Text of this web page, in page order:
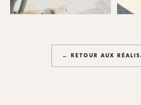
← RETOUR AUX